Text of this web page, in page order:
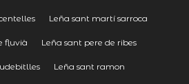
Leña sant martí sarroca
fluvià Leña sant pere de ribes
Leña sant ramon